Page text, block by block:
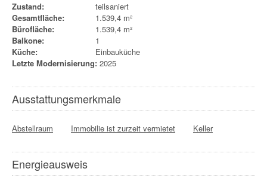
Zustand:
teilsaniert
Gesamtfläche:
1.539,4 m²
Bürofläche:
1.539,4 m²
Balkone:
1
Küche:
Einbauküche
Letzte Modernisierung: 2025
Ausstattungsmerkmale
Abstellraum Immobilie ist zurzeit vermietet Keller
Energieausweis